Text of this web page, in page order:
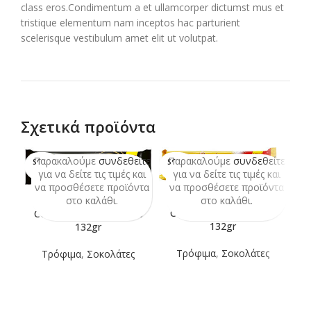
class eros.Condimentum a et ullamcorper dictumst mus et
tristique elementum nam inceptos hac parturient
scelerisque vestibulum amet elit ut volutpat.
Σχετικά προϊόντα
SOLD
OUT
COOKIES CHOCO MARS
132gr
Τρόφιμα, Σοκολάτες
Παρακαλούμε συνδεθείτε
για να δείτε τις τιμές και
να προσθέσετε προϊόντα
στο καλάθι.
SOLD
OUT
COOKIES CHOCO TWIX
132gr
Τρόφιμα, Σοκολάτες
Παρακαλούμε συνδεθείτε
για να δείτε τις τιμές και
να προσθέσετε προϊόντα
στο καλάθι.